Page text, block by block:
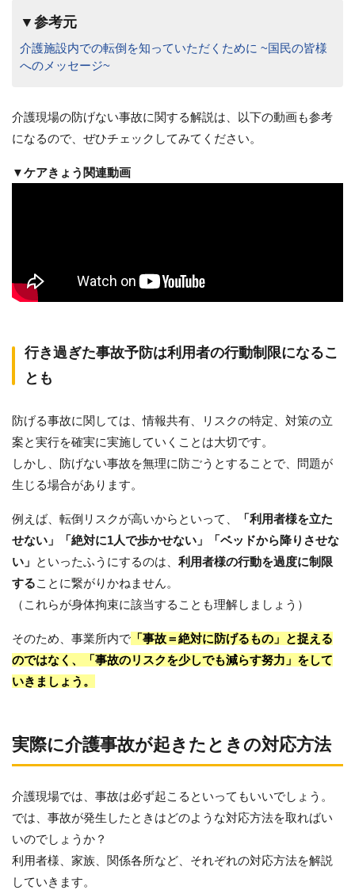
▼参考元
介護施設内での転倒を知っていただくために ~国民の皆様
へのメッセージ~
介護現場の防げない事故に関する解説は、以下の動画も参考
になるので、ぜひチェックしてみてください。
▼ケアきょう関連動画
行き過ぎた事故予防は利用者の行動制限になるこ
とも
防げる事故に関しては、情報共有、リスクの特定、対策の立
案と実行を確実に実施していくことは大切です。
しかし、防げない事故を無理に防ごうとすることで、問題が
生じる場合があります。
例えば、転倒リスクが高いからといって、
「利用者様を立た
せない」「絶対に1人で歩かせない」「ベッドから降りさせな
い」 といったふうにするのは、 利用者様の行動を過度に制限
することに繋がりかねません。
（これらが身体拘束に該当することも理解しましょう）
そのため、事業所内で 「事故＝絶対に防げるもの」と捉える
のではなく、「事故のリスクを少しでも減らす努力」をして
いきましょう。
実際に介護事故が起きたときの対応方法
介護現場では、事故は必ず起こるといってもいいでしょう。
では、事故が発生したときはどのような対応方法を取ればい
いのでしょうか？
利用者様、家族、関係各所など、それぞれの対応方法を解説
していきます。